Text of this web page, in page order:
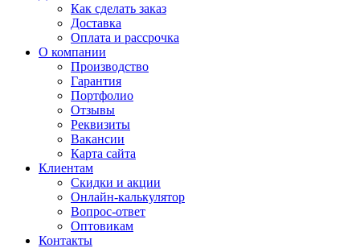
Как сделать заказ
Доставка
Оплата и рассрочка
О компании
Производство
Гарантия
Портфолио
Отзывы
Реквизиты
Вакансии
Карта сайта
Клиентам
Скидки и акции
Онлайн-калькулятор
Вопрос-ответ
Оптовикам
Контакты